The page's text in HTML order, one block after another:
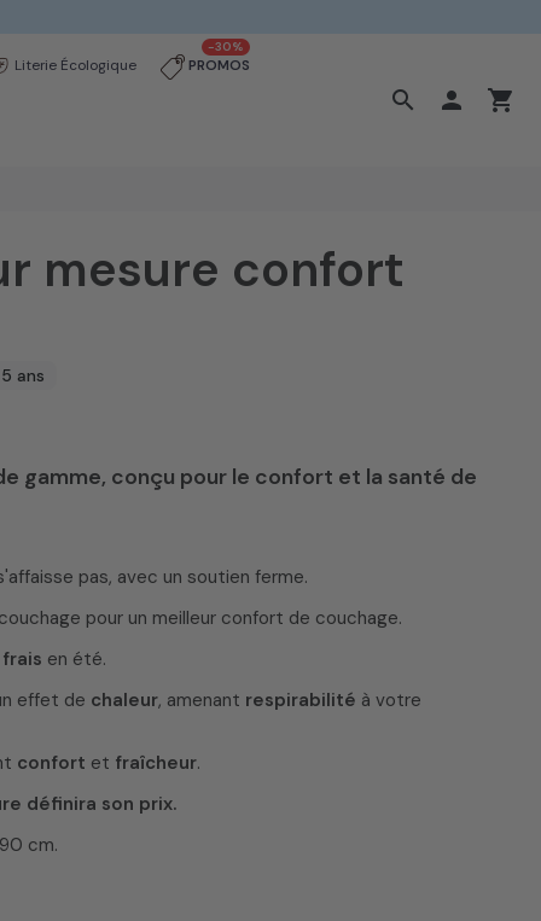
Literie Écologique PROMOS
-30%
search  shopping_cart
mesure confort
ans
gamme, conçu pour le confort et la santé de
pas, avec un soutien ferme.
pour un meilleur confort de couchage.
frais en été.
effet de chaleur, amenant respirabilité à votre
confort et fraîcheur.
définira son prix.
cm.